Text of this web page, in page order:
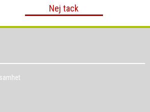
Nej tack